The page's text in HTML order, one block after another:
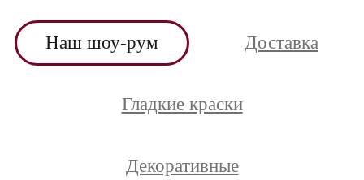
Наш шоу-рум Доставка
Гладкие краски
Декоративные